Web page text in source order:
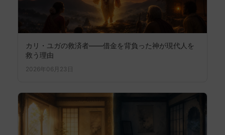
カリ・ユガの救済者――借金を背負った神が現代人を
救う理由
2026年06月23日